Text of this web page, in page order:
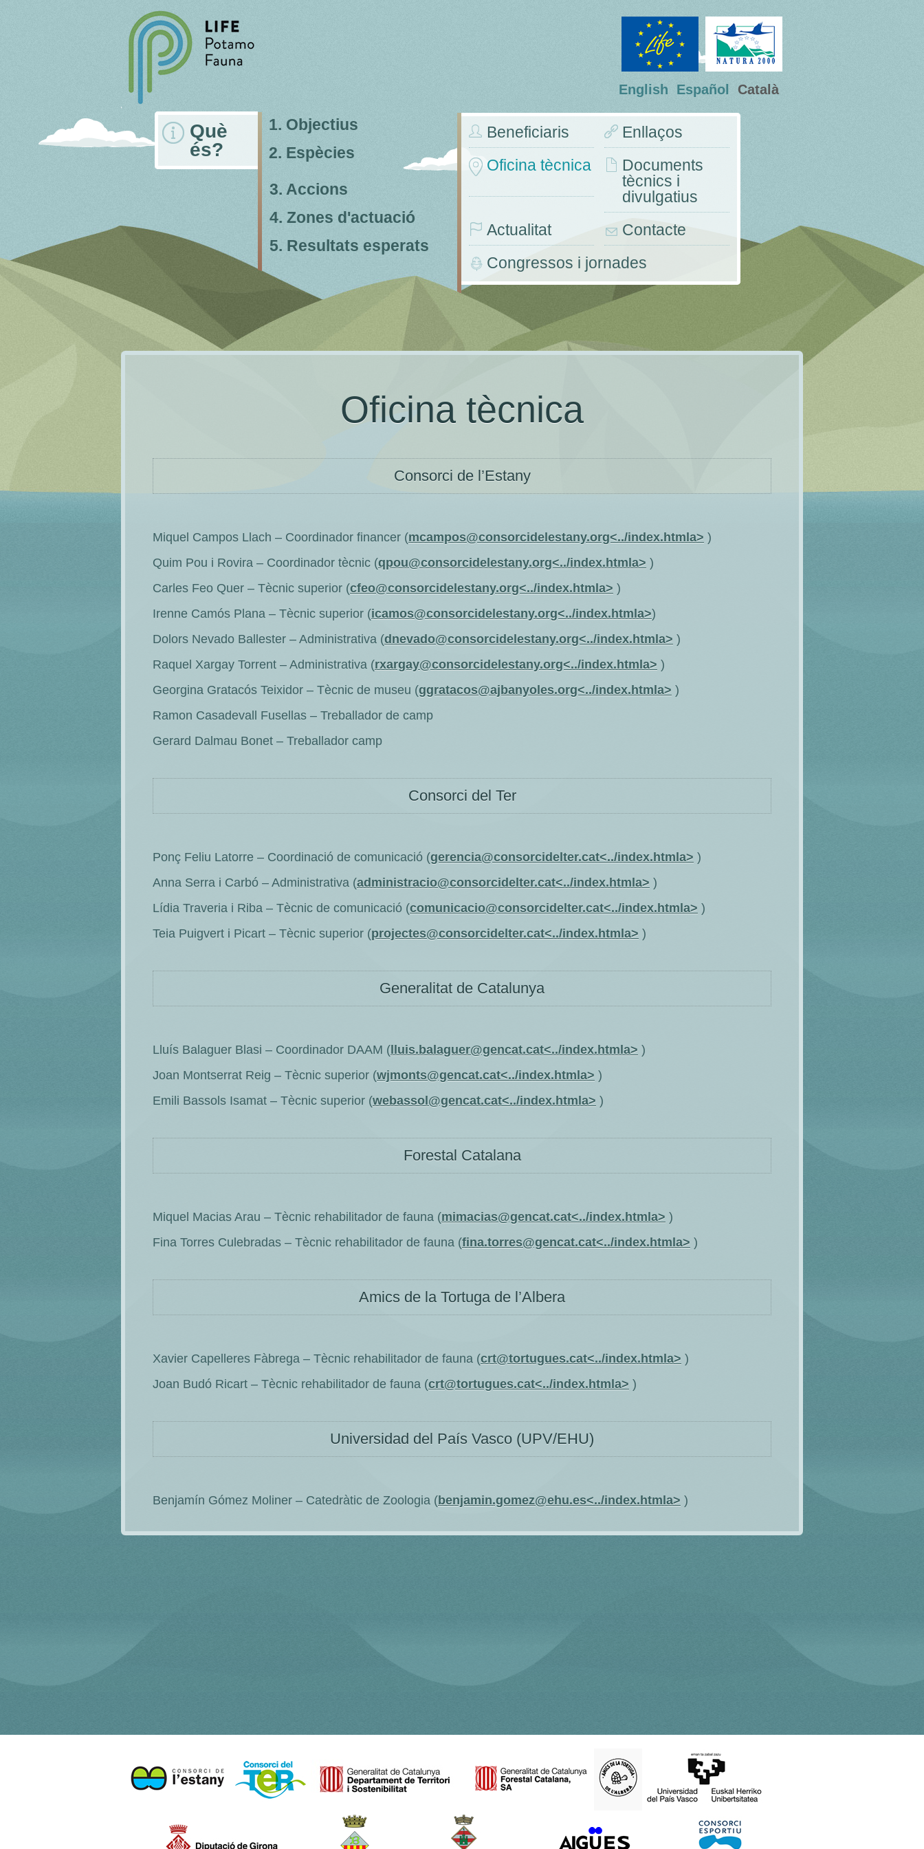
Català
Español
English
Què
és?
1. Objectius
2. Espècies
3. Accions
4. Zones d'actuació
5. Resultats esperats
Beneficiaris
Enllaços
Oficina tècnica
Documents
tècnics i
divulgatius
Actualitat
Contacte
Congressos i jornades
Oficina tècnica
Consorci de l’Estany
Miquel Campos Llach – Coordinador financer (mcampos@consorcidelestany.org<../index.htmla> )
Quim Pou i Rovira – Coordinador tècnic (qpou@consorcidelestany.org<../index.htmla> )
Carles Feo Quer – Tècnic superior (cfeo@consorcidelestany.org<../index.htmla> )
Irenne Camós Plana – Tècnic superior (icamos@consorcidelestany.org<../index.htmla>)
Dolors Nevado Ballester – Administrativa (dnevado@consorcidelestany.org<../index.htmla> )
Raquel Xargay Torrent – Administrativa (rxargay@consorcidelestany.org<../index.htmla> )
Georgina Gratacós Teixidor – Tècnic de museu (ggratacos@ajbanyoles.org<../index.htmla> )
Ramon Casadevall Fusellas – Treballador de camp
Gerard Dalmau Bonet – Treballador camp
Consorci del Ter
Ponç Feliu Latorre – Coordinació de comunicació (gerencia@consorcidelter.cat<../index.htmla> )
Anna Serra i Carbó – Administrativa (administracio@consorcidelter.cat<../index.htmla> )
Lídia Traveria i Riba – Tècnic de comunicació (comunicacio@consorcidelter.cat<../index.htmla> )
Teia Puigvert i Picart – Tècnic superior (projectes@consorcidelter.cat<../index.htmla> )
Generalitat de Catalunya
Lluís Balaguer Blasi – Coordinador DAAM ( lluis.balaguer@gencat.cat<../index.htmla> )
Joan Montserrat Reig – Tècnic superior (wjmonts@gencat.cat<../index.htmla> )
Emili Bassols Isamat – Tècnic superior (webassol@gencat.cat<../index.htmla> )
Forestal Catalana
Miquel Macias Arau – Tècnic rehabilitador de fauna (mimacias@gencat.cat<../index.htmla> )
Fina Torres Culebradas – Tècnic rehabilitador de fauna (fina.torres@gencat.cat<../index.htmla> )
Amics de la Tortuga de l’Albera
Xavier Capelleres Fàbrega – Tècnic rehabilitador de fauna (crt@tortugues.cat<../index.htmla> )
Joan Budó Ricart – Tècnic rehabilitador de fauna (crt@tortugues.cat<../index.htmla> )
Universidad del País Vasco (UPV/EHU)
Benjamín Gómez Moliner – Catedràtic de Zoologia (benjamin.gomez@ehu.es<../index.htmla> )